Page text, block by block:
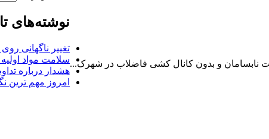
نابسامان و بدون کانال کشی فاضلاب در شهرک...
نوشته‌های
تغییر ناگهانی
سلامت مواد
هشدار درباره
امروز مهم‌